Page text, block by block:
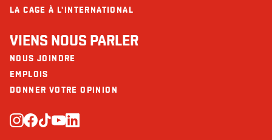
LA CAGE À L'INTERNATIONAL
VIENS NOUS PARLER
NOUS JOINDRE
EMPLOIS
DONNER VOTRE OPINION